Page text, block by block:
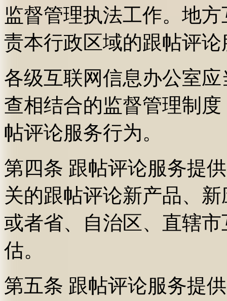
监督管理执法工作。地
责本行政区域的跟帖评
各级互联网信息办公室
查相结合的监督管理制
帖评论服务行为。
第四条 跟帖评论服务提
关的跟帖评论新产品、
或者省、自治区、直辖
估。
第五条 跟帖评论服务提